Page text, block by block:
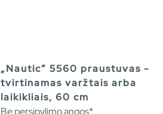
„Nautic” 5560 praustuvas -
tvirtinamas varžtais arba
laikikliais, 60 cm
Be persipylimo angos*,